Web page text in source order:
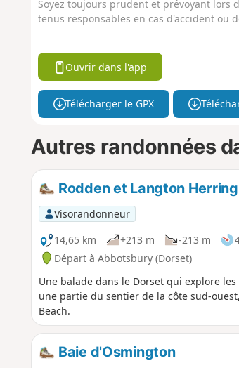
Soyez toujours prudent et prévoyant lors
tenus responsables en cas d'accident ou
Ouvrir dans l'app
Télécharger le GPX
Autres randonnées
Rodden et Langton
Visorandonneur
14,65 km
+213 m -213 m
Départ à Abbotsbury (Dorset)
Une balade dans le Dorset qui explore
une partie du sentier de la côte sud-
Beach.
Baie d'Osmington